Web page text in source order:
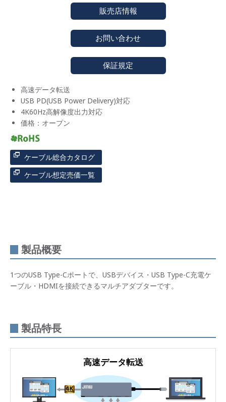
販売店情報
お問い合わせ
保証規定
高速データ転送
USB PD(USB Power Delivery)対応
4K60Hz高解像度出力対応
価格：オープン
ケーブル総合カタログ
ケーブル想定売価一覧
製品概要
1つのUSB Type-Cポートで、USBデバイス・USB Type-C充電ケ
ーブル・HDMIを接続できるマルチアダプターです。
製品特長
高速データ転送